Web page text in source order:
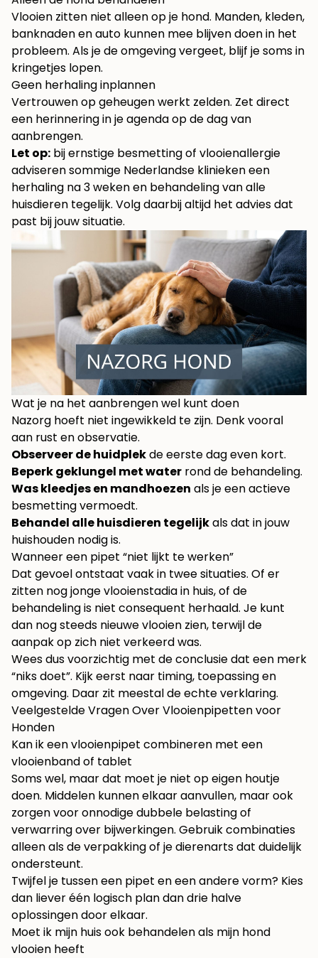
Vlooien zitten niet alleen op je hond. Manden, kleden,
banknaden en auto kunnen mee blijven doen in het
probleem. Als je de omgeving vergeet, blijf je soms in
kringetjes lopen.
Geen herhaling inplannen
Vertrouwen op geheugen werkt zelden. Zet direct
een herinnering in je agenda op de dag van
aanbrengen.
Let op: bij ernstige besmetting of vlooienallergie
adviseren sommige Nederlandse klinieken een
herhaling na 3 weken en behandeling van alle
huisdieren tegelijk. Volg daarbij altijd het advies dat
past bij jouw situatie.
Wat je na het aanbrengen wel kunt doen
Nazorg hoeft niet ingewikkeld te zijn. Denk vooral
aan rust en observatie.
Observeer de huidplekde eerste dag even kort.
Beperk geklungel met water rond de behandeling.
Was kleedjes en mandhoezen als je een actieve
besmetting vermoedt.
Behandel alle huisdieren tegelijkals dat in jouw
huishouden nodig is.
Wanneer een pipet “niet lijkt te werken”
Dat gevoel ontstaat vaak in twee situaties. Of er
zitten nog jonge vlooienstadia in huis, of de
behandeling is niet consequent herhaald. Je kunt
dan nog steeds nieuwe vlooien zien, terwijl de
aanpak op zich niet verkeerd was.
Wees dus voorzichtig met de conclusie dat een merk
“niks doet”. Kijk eerst naar timing, toepassing en
omgeving. Daar zit meestal de echte verklaring.
Veelgestelde Vragen Over Vlooienpipetten voor
Honden
Kan ik een vlooienpipet combineren met een
vlooienband of tablet
Soms wel, maar dat moet je niet op eigen houtje
doen. Middelen kunnen elkaar aanvullen, maar ook
zorgen voor onnodige dubbele belasting of
verwarring over bijwerkingen. Gebruik combinaties
alleen als de verpakking of je dierenarts dat duidelijk
ondersteunt.
Twijfel je tussen een pipet en een andere vorm? Kies
dan liever één logisch plan dan drie halve
oplossingen door elkaar.
Moet ik mijn huis ook behandelen als mijn hond
vlooien heeft